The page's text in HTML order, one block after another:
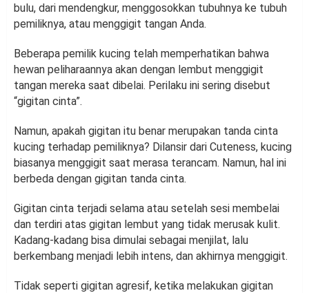
bulu, dari mendengkur, menggosokkan tubuhnya ke tubuh
pemiliknya, atau menggigit tangan Anda.
Beberapa pemilik kucing telah memperhatikan bahwa
hewan peliharaannya akan dengan lembut menggigit
tangan mereka saat dibelai. Perilaku ini sering disebut
“gigitan cinta”.
Namun, apakah gigitan itu benar merupakan tanda cinta
kucing terhadap pemiliknya? Dilansir dari Cuteness, kucing
biasanya menggigit saat merasa terancam. Namun, hal ini
berbeda dengan gigitan tanda cinta.
Gigitan cinta terjadi selama atau setelah sesi membelai
dan terdiri atas gigitan lembut yang tidak merusak kulit.
Kadang-kadang bisa dimulai sebagai menjilat, lalu
berkembang menjadi lebih intens, dan akhirnya menggigit.
Tidak seperti gigitan agresif, ketika melakukan gigitan